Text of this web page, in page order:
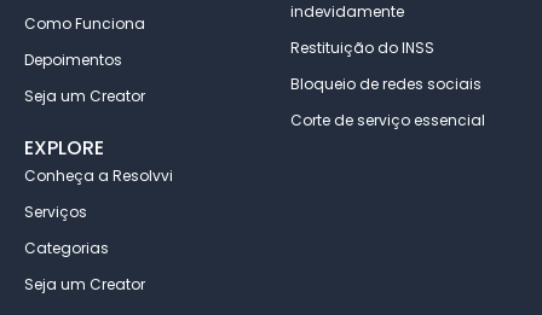
Como Funciona
Depoimentos
Seja um Creator
indevidamente
Restituição do INSS
Bloqueio de redes sociais
Corte de serviço essencial
EXPLORE
Conheça a Resolvvi
Serviços
Categorias
Seja um Creator